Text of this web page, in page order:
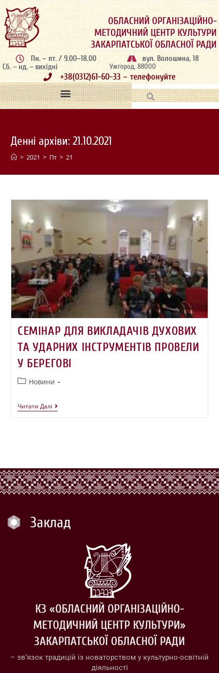
ОБЛАСНИЙ ОРГАНІЗАЦІЙНО-
МЕТОДИЧНИЙ ЦЕНТР КУЛЬТУРИ
ЗАКАРПАТСЬКОЇ ОБЛАСНОЇ РАДИ
Пн. – пт. / 9.00–18.00
Сб. – нд. – вихідні
вул. Волошина, 18
Ужгород, 88000
+38(0312)61-60-33 – телефонуйте
Денні архіви: 21.10.2021
> 2021 > Пт > 21
СЕМІНАР ДЛЯ ВИКЛАДАЧІВ ДУХОВИХ
ТА УДАРНИХ ІНСТРУМЕНТІВ ПРОВЕЛИ
У БЕРЕГОВІ
Новини
Читати Далі
Заклад
КЗ «ОБЛАСНИЙ ОРГАНІЗАЦІЙНО-
МЕТОДИЧНИЙ ЦЕНТР КУЛЬТУРИ»
ЗАКАРПАТСЬКОЇ ОБЛАСНОЇ РАДИ
– зв’язок традицій із новаторством у культурно-освітній
діяльності